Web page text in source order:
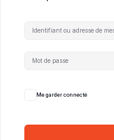
Me garder connecté